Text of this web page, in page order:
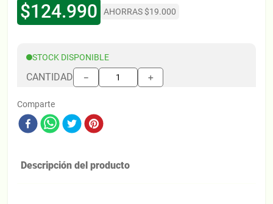
$124.990 AHORRAS $19.000
STOCK DISPONIBLE
CANTIDAD ＋
－
Comparte
Descripción del producto